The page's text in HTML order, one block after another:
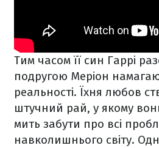
Тим часом її син Гаррі
подругою Меріон
реальності. Їхня любов
штучний рай, у якому
мить забути про всі
навколишнього світу.